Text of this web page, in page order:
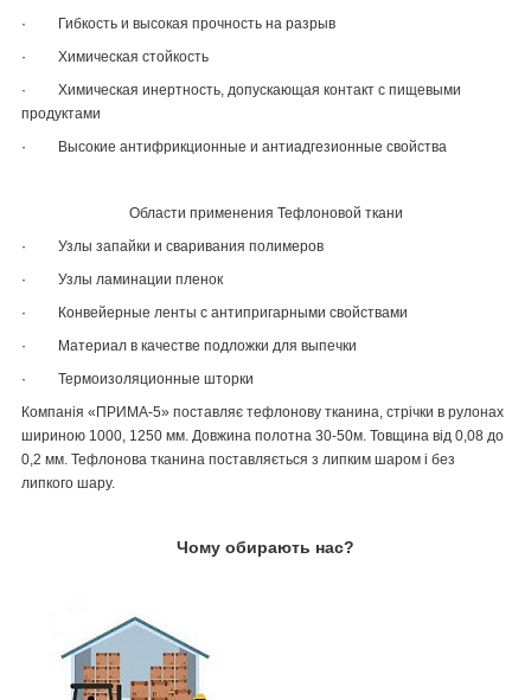
·
Гибкость и высокая прочность на разрыв
·
Химическая стойкость
·
Химическая инертность, допускающая контакт с пищевыми
продуктами
·
Высокие антифрикционные и антиадгезионные свойства
Области применения Тефлоновой ткани
·
Узлы запайки и сваривания полимеров
·
Узлы ламинации пленок
·
Конвейерные ленты с антипригарными свойствами
·
Материал в качестве подложки для выпечки
·
Термоизоляционные шторки
Компанія «ПРИМА-5» поставляє тефлонову тканина, стрічки в рулонах
шириною 1000, 1250 мм. Довжина полотна 30-50м. Товщина від 0,08 до
0,2 мм. Тефлонова тканина поставляється з липким шаром і без
липкого шару.
Чому обирають нас?